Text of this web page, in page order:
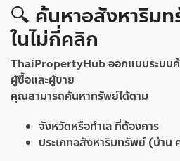
🔍 ค้นหาอสังหาริมท
ในไม่กี่คลิก
ThaiPropertyHub ออกแบบระบบค้
ผู้ซื้อและผู้ขาย
คุณสามารถค้นหาทรัพย์ได้ตาม
จังหวัดหรือทำเล ที่ต้องการ
ประเภทอสังหาริมทรัพย์ (บ้าน